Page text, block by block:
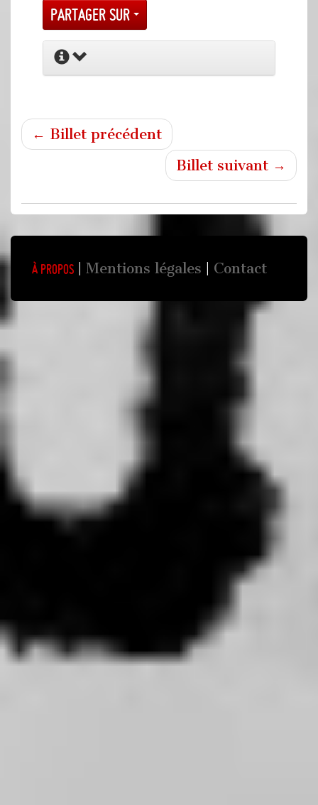
Partager sur
← Billet précédent
Billet suivant →
À propos Mentions légales Contact